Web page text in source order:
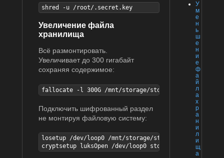
У
м
е
н
ь
ш
е
н
и
е
ф
а
й
л
а
х
р
а
н
и
л
и
щ
а
shred -u /root/.secret.key
Увеличение файла
хранилища
Всё размонтировать.
Увеличивает до 300 гигабайт
сохраняя содержимое:
fallocate -l 300G /mnt/storage/storage2.img
Подключить шифрованный раздел
не монтируя файловую систему:
losetup /dev/loop0 /mnt/storage/storage2.img
cryptsetup luksOpen /dev/loop0 storage2